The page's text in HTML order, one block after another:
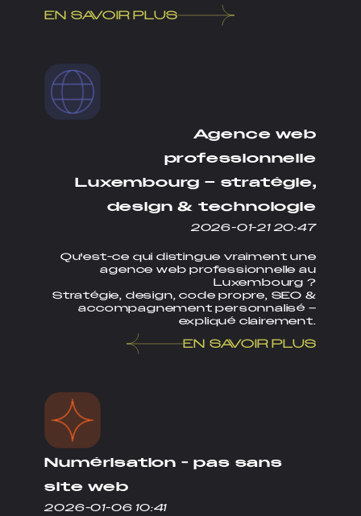
EN SAVOIR PLUS
Agence web
professionnelle
Luxembourg – stratégie,
design & technologie
2026-01-21 20:47
Qu'est-ce qui distingue vraiment une
agence web professionnelle au
Luxembourg ?
Stratégie, design, code propre, SEO &
accompagnement personnalisé –
expliqué clairement.
EN SAVOIR PLUS
Numérisation - pas sans
site web
2026-01-06 10:41